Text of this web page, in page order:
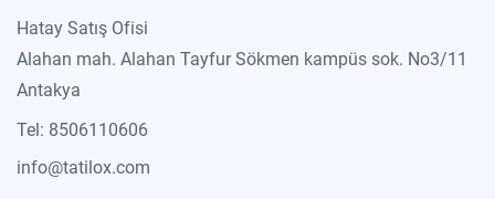
Hatay Satış Ofisi
Alahan mah. Alahan Tayfur Sökmen kampüs sok. No3/11
Antakya
Tel: 8506110606
info@tatilox.com